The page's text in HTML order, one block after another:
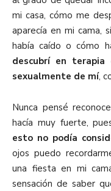
mi casa, cómo me
aparecía en mi cama,
había caído o cómo
descubrí en terapia
sexualmente de mí,
Nunca pensé
hacía muy fuerte,
esto no podía
ojos puedo
una fiesta en mi
sensación de saber